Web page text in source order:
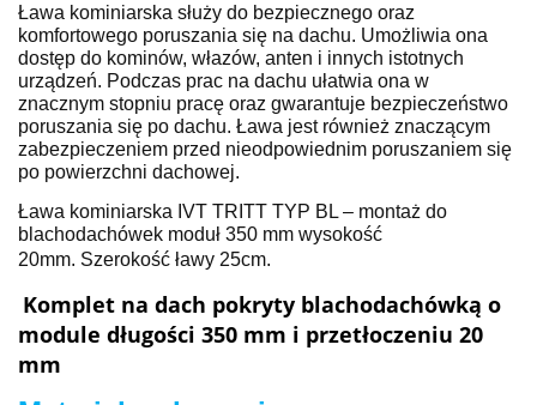
Ława kominiarska służy do bezpiecznego oraz
komfortowego poruszania się na dachu. Umożliwia ona
dostęp do kominów, włazów, anten i innych istotnych
urządzeń. Podczas prac na dachu ułatwia ona w
znacznym stopniu pracę oraz gwarantuje bezpieczeństwo
poruszania się po dachu. Ława jest również znaczącym
zabezpieczeniem przed nieodpowiednim poruszaniem się
po powierzchni dachowej.
Ława kominiarska IVT TRITT TYP BL – montaż do
blachodachówek moduł 350 mm wysokość
20mm. Szerokość ławy 25cm.
Komplet na dach pokryty blachodachówką o
module długości 350 mm i przetłoczeniu 20
mm